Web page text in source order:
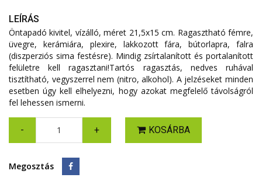
LEÍRÁS
Öntapadó kivitel, vízálló, méret 21,5x15 cm. Ragasztható fémre,
üvegre, kerámiára, plexire, lakkozott fára, bútorlapra, falra
(diszperziós sima festésre). Mindig zsírtalanított és portalanított
felületre kell ragasztani!Tartós ragasztás, nedves ruhával
tisztítható, vegyszerrel nem (nitro, alkohol). A jelzéseket minden
esetben úgy kell elhelyezni, hogy azokat megfelelő távolságról
fel lehessen ismerni.
- + KOSÁRBA
Megosztás